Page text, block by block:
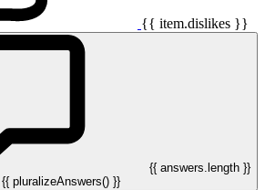
{{ item.dislikes }}
{{ answers.length }}
{{ pluralizeAnswers() }}